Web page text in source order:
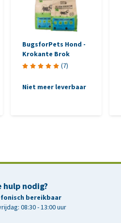
BugsforPets Hond -
Krokante Brok
(7)
Niet meer leverbaar
hulp nodig?
bereikbaar
08:30 - 13:00 uur